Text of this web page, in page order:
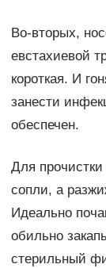
Во-вторых,
евстахиевой
короткая. И
занести
обеспечен.
Для прочистки
сопли, а
Идеально
обильно
стерильный